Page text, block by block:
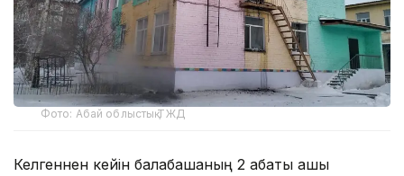
Фото: Абай облыстық ТЖД
Келгеннен кейін балабақшаның 2 қабаты ашық